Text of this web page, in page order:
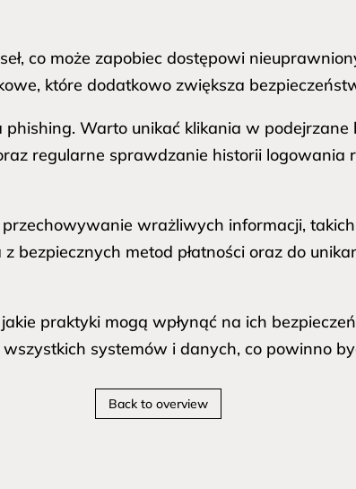
co może zapobiec dostępowi
które dodatkowo zwiększa
Warto unikać klikania w
regularne sprawdzanie historii logowania
wrażliwych informacji,
bezpiecznych metod płatności oraz do
praktyki mogą wpłynąć na ich
systemów i danych, co powinno
Back to overview